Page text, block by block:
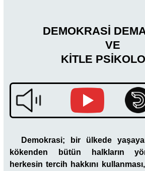
DEMOKRASİ
VE
KİTLE
Demokrasi; bir ülkede
kökenden bütün halkların
herkesin tercih hakkını